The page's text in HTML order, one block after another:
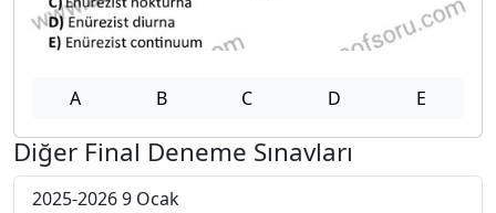
A B C D E
Diğer Final Deneme Sınavları
2025-2026 9 Ocak